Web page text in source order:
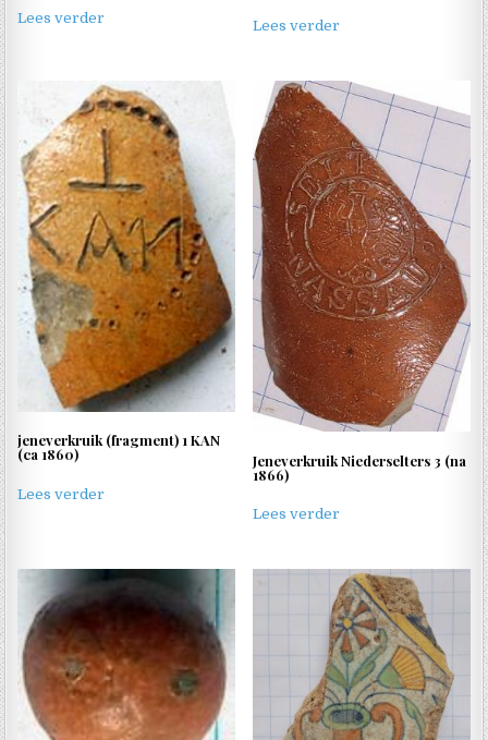
Lees verder Lees verder
jeneverkruik (fragment) 1 KAN
(ca 1860)
Lees verder
Jeneverkruik Niederselters 3 (na
1866)
Lees verder